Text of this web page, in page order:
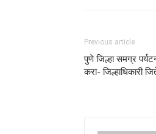
Previous article
पुणे जिल्हा समग्र
करा- जिल्हाधिकारी